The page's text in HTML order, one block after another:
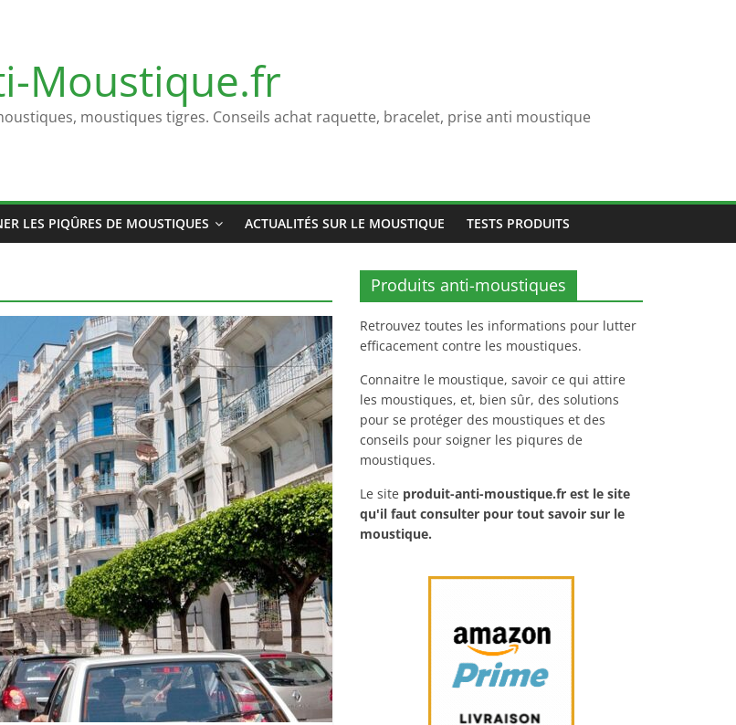
Moustique.fr
moustiques tigres. Conseils achat raquette, bracelet, prise anti moustique
LES PIQÛRES DE MOUSTIQUES ACTUALITÉS SUR LE MOUSTIQUE TESTS PRODUITS
Produits anti-moustiques
Retrouvez toutes les informations pour lutter
efficacement contre les moustiques.
Connaitre le moustique, savoir ce qui attire
les moustiques, et, bien sûr, des solutions
pour se protéger des moustiques et des
conseils pour soigner les piqures de
moustiques.
Le site produit-anti-moustique.fr est le site
qu'il faut consulter pour tout savoir sur le
moustique.